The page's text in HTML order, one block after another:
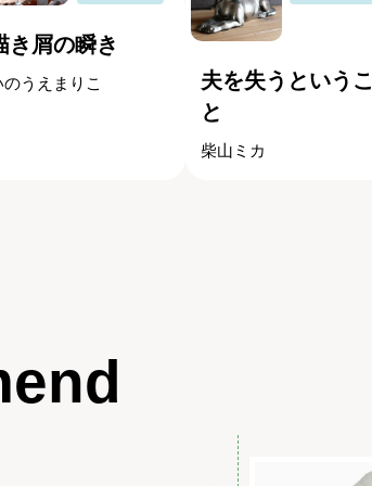
き屑の瞬き
のうえまりこ
夫を失うというこ
と
柴山ミカ